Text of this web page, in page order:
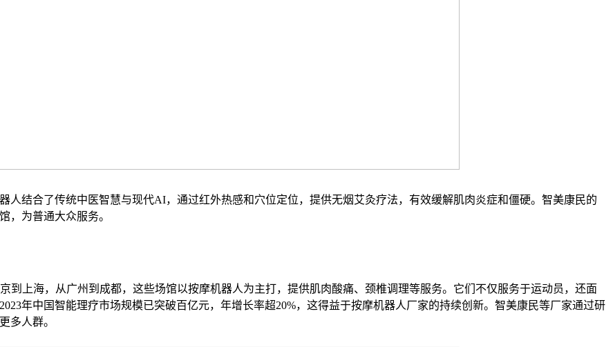
结合了传统中医智慧与现代AI，通过红外热感和穴位定位，提供无烟艾灸疗法，有效缓解肌肉炎症和僵硬。智美康民的
，为普通大众服务。
上海，从广州到成都，这些场馆以按摩机器人为主打，提供肌肉酸痛、颈椎调理等服务。它们不仅服务于运动员，还面
年中国智能理疗市场规模已突破百亿元，年增长率超20%，这得益于按摩机器人厂家的持续创新。智美康民等厂家通过研
多人群。